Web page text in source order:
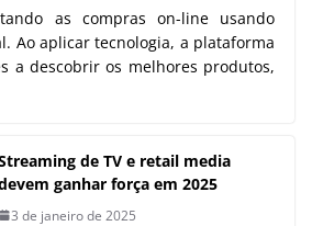
as compras on-line usando
Ao aplicar tecnologia, a plataforma
a descobrir os melhores produtos,
de TV e retail media
ganhar força em 2025
3 de janeiro de 2025